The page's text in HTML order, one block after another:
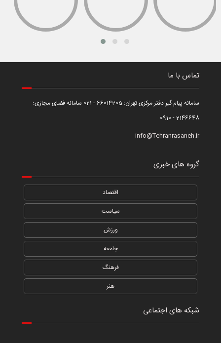
تماس با ما
سامانه پیام گیر دفتر مرکزی تهران؛ 66014205 - 021 سامانه فضای مجازی؛
2146648 - 0910
info@Tehranrasaneh.ir
گروه های خبری
اقتصاد
سیاست
ورزش
جامعه
فرهنگ
هنر
شبکه های اجتماعی